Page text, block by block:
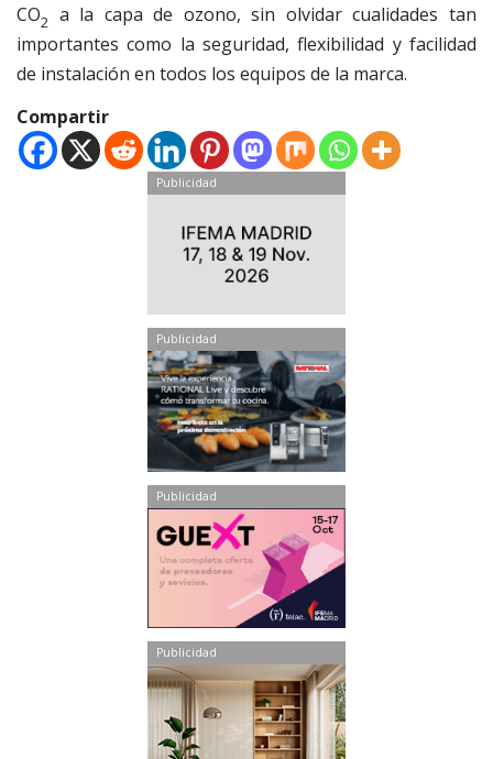
CO2 a la capa de ozono, sin olvidar cualidades tan
importantes como la seguridad, flexibilidad y facilidad
de instalación en todos los equipos de la marca.
Compartir
Publicidad
Publicidad
Publicidad
Publicidad